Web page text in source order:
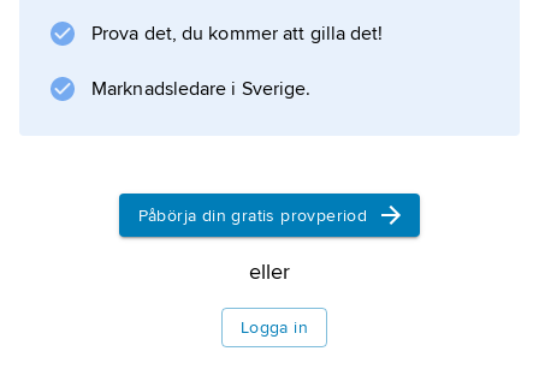
norrifrån invaderade centrala Mexiko och
civilisationer existerat sedan omkring 1200
Information om artikeln
Prova det, du kommer att gilla det!
Marknadsledare i Sverige.
Påbörja din gratis provperiod
eller
Logga in